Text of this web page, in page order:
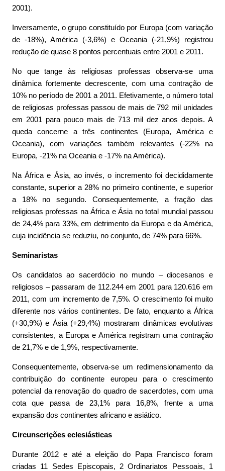
2001).
Inversamente, o grupo constituído por Europa (com variação
de -18%), América (-3,6%) e Oceania (-21,9%) registrou
redução de quase 8 pontos percentuais entre 2001 e 2011.
No que tange às religiosas professas observa-se uma
dinâmica fortemente decrescente, com uma contração de
10% no período de 2001 a 2011. Efetivamente, o número total
de religiosas professas passou de mais de 792 mil unidades
em 2001 para pouco mais de 713 mil dez anos depois. A
queda concerne a três continentes (Europa, América e
Oceania), com variações também relevantes (-22% na
Europa, -21% na Oceania e -17% na América).
Na África e Ásia, ao invés, o incremento foi decididamente
constante, superior a 28% no primeiro continente, e superior
a 18% no segundo. Consequentemente, a fração das
religiosas professas na África e Ásia no total mundial passou
de 24,4% para 33%, em detrimento da Europa e da América,
cuja incidência se reduziu, no conjunto, de 74% para 66%.
Seminaristas
Os candidatos ao sacerdócio no mundo – diocesanos e
religiosos – passaram de 112.244 em 2001 para 120.616 em
2011, com um incremento de 7,5%. O crescimento foi muito
diferente nos vários continentes. De fato, enquanto a África
(+30,9%) e Ásia (+29,4%) mostraram dinâmicas evolutivas
consistentes, a Europa e América registram uma contração
de 21,7% e de 1,9%, respectivamente.
Consequentemente, observa-se um redimensionamento da
contribuição do continente europeu para o crescimento
potencial da renovação do quadro de sacerdotes, com uma
cota que passa de 23,1% para 16,8%, frente a uma
expansão dos continentes africano e asiático.
Circunscrições eclesiásticas
Durante 2012 e até a eleição do Papa Francisco foram
criadas 11 Sedes Episcopais, 2 Ordinariatos Pessoais, 1